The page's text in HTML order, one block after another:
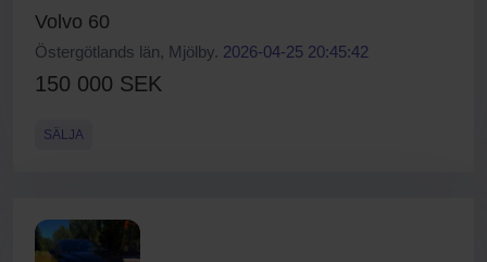
Volvo 60
Östergötlands län, Mjölby. 2026-04-25 20:45:42
150 000 SEK
SÄLJA